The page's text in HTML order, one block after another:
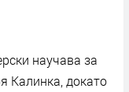
научава за
Калинка, докато